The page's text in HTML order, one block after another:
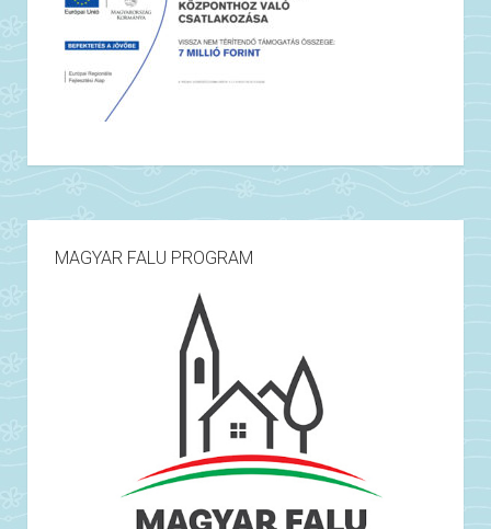
MAGYAR FALU PROGRAM